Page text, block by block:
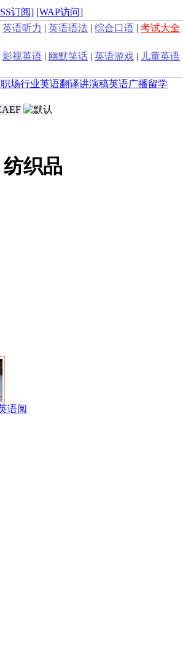
订阅] [WAP访问]
英语听力 | 英语语法 | 综合口语 | 考试大全
影视英语 | 幽默笑话 | 英语游戏 | 儿童英语
场行业英语翻译讲演稿英语广播留学
织品
语阅